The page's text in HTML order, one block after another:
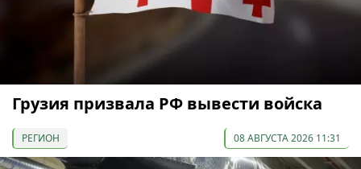
Грузия призвала РФ вывести войска
РЕГИОН 08 АВГУСТА 2026 11:31